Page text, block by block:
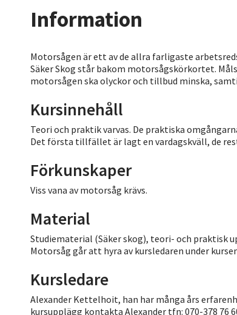
Information
Motorsågen är ett av de allra farligaste
Säker Skog står bakom motorsågskörkortet.
motorsågen ska olyckor och tillbud minska,
Kursinnehåll
Teori och praktik varvas. De praktiska
Det första tillfället är lagt en vardagskväll, de
Förkunskaper
Viss vana av motorsåg krävs.
Material
Studiematerial (Säker skog), teori- och praktisk
Motorsåg går att hyra av kursledaren under
Kursledare
Alexander Kettelhoit, han har många års
kursupplägg kontakta Alexander tfn: 070-378 76